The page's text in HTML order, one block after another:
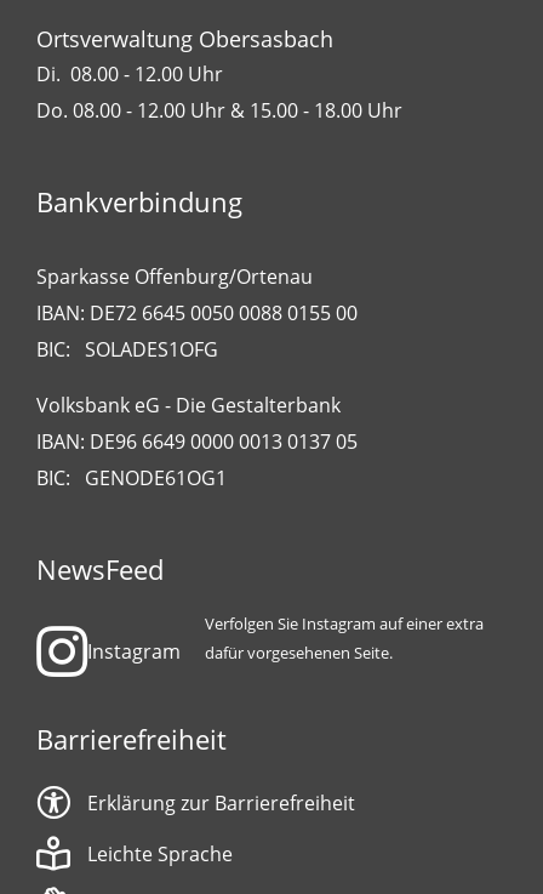
Ortsverwaltung Obersasbach
Di. 08.00 - 12.00 Uhr
Do. 08.00 - 12.00 Uhr & 15.00 - 18.00 Uhr
Bankverbindung
Sparkasse Offenburg/Ortenau
IBAN: DE72 6645 0050 0088 0155 00
BIC: SOLADES1OFG
Volksbank eG - Die Gestalterbank
IBAN: DE96 6649 0000 0013 0137 05
BIC: GENODE61OG1
NewsFeed
Instagram
Verfolgen Sie Instagram auf einer extra
dafür vorgesehenen Seite.
Barrierefreiheit
Erklärung zur Barrierefreiheit
Leichte Sprache